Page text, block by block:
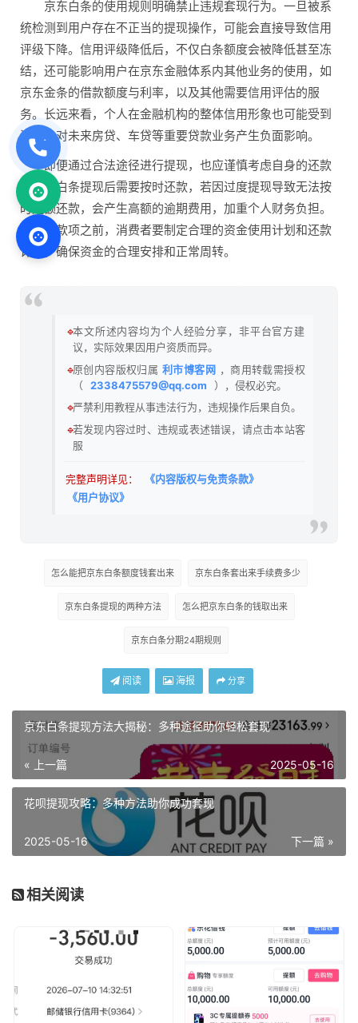
京东白条的使用规则明确禁止违规套现行为。一旦被系
统检测到用户存在不正当的提现操作，可能会直接导致信用
评级下降。信用评级降低后，不仅白条额度会被降低甚至冻
结，还可能影响用户在京东金融体系内其他业务的使用，如
京东金条的借款额度与利率，以及其他需要信用评估的服
务。长远来看，个人在金融机构的整体信用形象也可能受到
波及，对未来房贷、车贷等重要贷款业务产生负面影响。
即便通过合法途径进行提现，也应谨慎考虑自身的还款
能力。白条提现后需要按时还款，若因过度提现导致无法按
时足额还款，会产生高额的逾期费用，加重个人财务负担。
在使用款项之前，消费者要制定合理的资金使用计划和还款
计划，确保资金的合理安排和正常周转。
🔹本文所述内容均为个人经验分享，非平台官方建
议，实际效果因用户资质而异。
🔹原创内容版权归属 利市博客网 ，商用转载需授权
（
2338475579@qq.com
），侵权必究。
🔹严禁利用教程从事违法行为，违规操作后果自负。
🔹若发现内容过时、违规或表述错误，请点击本站客
服
完整声明详见：
《内容版权与免责条款》
《用户协议》
怎么能把京东白条额度钱套出来 京东白条套出来手续费多少
京东白条提现的两种方法 怎么把京东白条的钱取出来
京东白条分期24期规则
阅读 海报 分享
京东白条提现方法大揭秘：多种途径助你轻松套现
« 上一篇 2025-05-16
花呗提现攻略：多种方法助你成功套现
下一篇 »
2025-05-16
相关阅读